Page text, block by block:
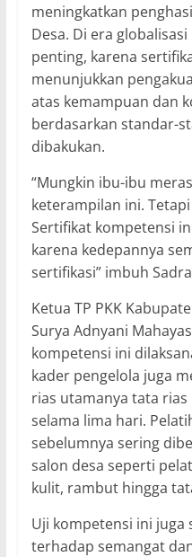
meningkatkan
Desa. Di era
penting, karena
menunjukkan
atas kemampuan dan
berdasarkan standar-
dibakukan.
“Mungkin ibu-ibu
keterampilan ini.
Sertifikat kompetensi
karena kedepannya
sertifikasi” imbuh
Ketua TP PKK
Surya Adnyani
kompetensi ini
kader pengelola juga
rias utamanya tata
selama lima hari.
sebelumnya sering
salon desa seperti
kulit, rambut hingga
Uji kompetensi ini juga
terhadap semangat